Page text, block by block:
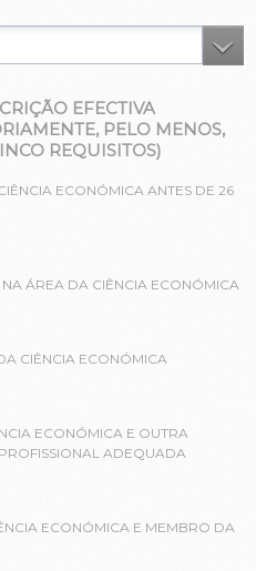
EFECTIVA
PELO MENOS,
REQUISITOS)
ECONÓMICA ANTES DE 26
ÁREA DA CIÊNCIA ECONÓMICA
CIÊNCIA ECONÓMICA
ECONÓMICA E OUTRA
ADEQUADA
ECONÓMICA E MEMBRO DA